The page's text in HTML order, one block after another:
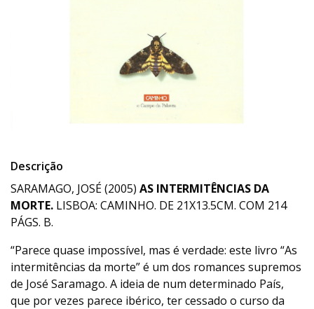
Descrição
SARAMAGO, JOSÉ (2005) AS INTERMITÊNCIAS DA
MORTE. LISBOA: CAMINHO. DE 21X13.5CM. COM 214
PÁGS. B.
“Parece quase impossível, mas é verdade: este livro “As
intermitências da morte” é um dos romances supremos
de José Saramago. A ideia de num determinado País,
que por vezes parece ibérico, ter cessado o curso da